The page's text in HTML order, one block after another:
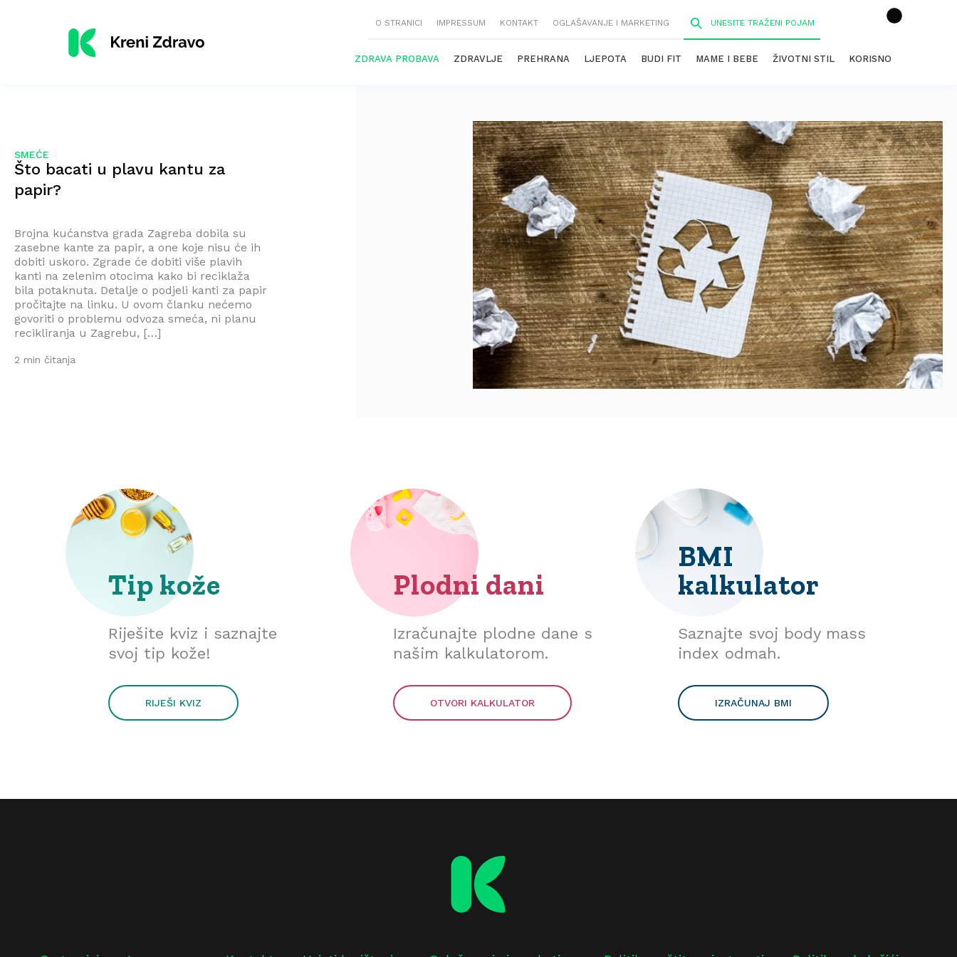
O STRANICI IMPRESSUM KONTAKT OGLAŠAVANJE I MARKETING
ZDRAVA PROBAVA ZDRAVLJE PREHRANA LJEPOTA BUDI FIT MAME I BEBE ŽIVOTNI STIL KORISNO
SMEĆE
Što bacati u plavu kantu za
papir?
Brojna kućanstva grada Zagreba dobila su
zasebne kante za papir, a one koje nisu će ih
dobiti uskoro. Zgrade će dobiti više plavih
kanti na zelenim otocima kako bi reciklaža
bila potaknuta. Detalje o podjeli kanti za papir
pročitajte na linku. U ovom članku nećemo
govoriti o problemu odvoza smeća, ni planu
recikliranja u Zagrebu, […]
2 min čitanja
Tip kože
Riješite kviz i saznajte
svoj tip kože!
RIJEŠI KVIZ
Plodni dani
Izračunajte plodne dane s
našim kalkulatorom.
OTVORI KALKULATOR
BMI
kalkulator
Saznajte svoj body mass
index odmah.
IZRAČUNAJ BMI